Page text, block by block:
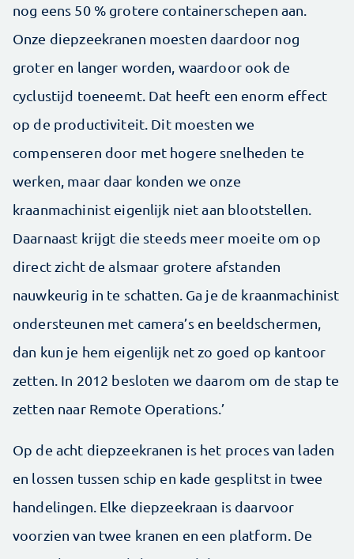
nog eens 50 % grotere containerschepen aan.
Onze diepzeekranen moesten daardoor nog
groter en langer worden, waardoor ook de
cyclustijd toeneemt. Dat heeft een enorm effect
op de productiviteit. Dit moesten we
compenseren door met hogere snelheden te
werken, maar daar konden we onze
kraanmachinist eigenlijk niet aan blootstellen.
Daarnaast krijgt die steeds meer moeite om op
direct zicht de alsmaar grotere afstanden
nauwkeurig in te schatten. Ga je de kraanmachinist
ondersteunen met camera’s en beeldschermen,
dan kun je hem eigenlijk net zo goed op kantoor
zetten. In 2012 besloten we daarom om de stap te
zetten naar Remote Operations.’
Op de acht diepzeekranen is het proces van laden
en lossen tussen schip en kade gesplitst in twee
handelingen. Elke diepzeekraan is daarvoor
voorzien van twee kranen en een platform. De